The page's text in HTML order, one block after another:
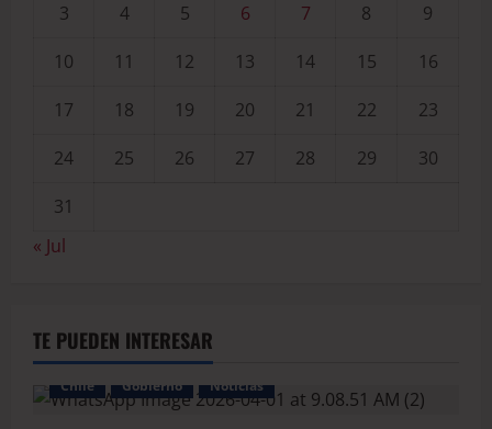
3
4 5 6 7 8
9
10
11 12 13 14 15
16
17
18 19 20 21 22
23
24
25 26 27 28 29
30
31
« Jul
TE PUEDEN INTERESAR
Chile Gobierno Noticias